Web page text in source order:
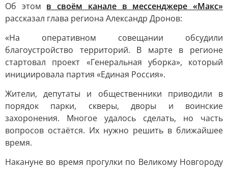
Об этом в своём канале в мессенджере «Макс»
рассказал глава региона Александр Дронов:
«На оперативном совещании обсудили
благоустройство территорий. В марте в регионе
стартовал проект «Генеральная уборка», который
инициировала партия «Единая Россия».
Жители, депутаты и общественники приводили в
порядок парки, скверы, дворы и воинские
захоронения. Многое удалось сделать, но часть
вопросов остаётся. Их нужно решить в ближайшее
время.
Накануне во время прогулки по Великому Новгороду